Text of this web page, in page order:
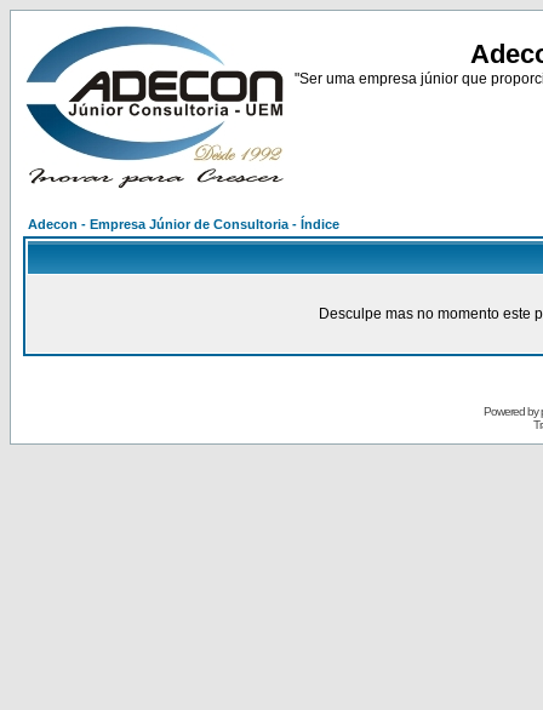
"Ser uma empresa júnior que
Adecon - Empresa Júnior de Consultoria - Índice
Desculpe mas no momento este
Powered by